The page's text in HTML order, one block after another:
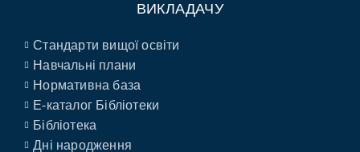
ВИКЛАДАЧУ
Стандарти вищої освіти
Навчальні плани
Нормативна база
E-каталог Бібліотеки
Бібліотека
Дні народження